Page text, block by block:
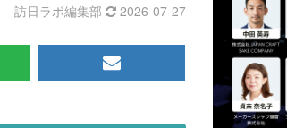
訪日ラボ編集部 2026-07-27
メ